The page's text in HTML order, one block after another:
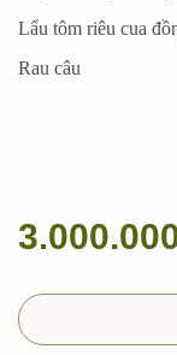
Lẩu tôm riêu cua
Rau câu